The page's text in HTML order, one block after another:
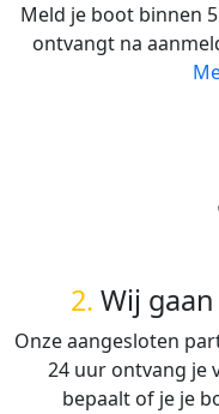
Meld je boot binnen
ontvangt na
2. Wij
Onze aangesloten
24 uur ontvang je
bepaalt of je je